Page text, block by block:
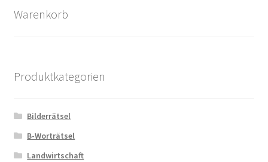
Warenkorb
Produktkategorien
Bilderrätsel
B-Worträtsel
Landwirtschaft